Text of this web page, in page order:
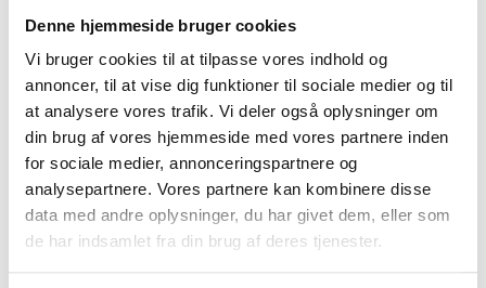
Denne hjemmeside bruger cookies
Vi bruger cookies til at tilpasse vores indhold og
annoncer, til at vise dig funktioner til sociale medier og til
at analysere vores trafik. Vi deler også oplysninger om
din brug af vores hjemmeside med vores partnere inden
for sociale medier, annonceringspartnere og
analysepartnere. Vores partnere kan kombinere disse
data med andre oplysninger, du har givet dem, eller som
de har indsamlet fra din brug af deres tjenester.
(inkl. moms)
VIS PRODUKT